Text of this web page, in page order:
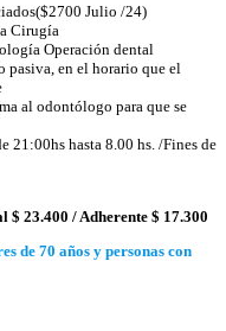
Julio /24)
Cirugía
Operación dental
pasiva, en el horario que el
al odontólogo para que se
21:00hs hasta 8.00 hs. /Fines de
23.400 / Adherente $ 17.300
de 70 años y personas con